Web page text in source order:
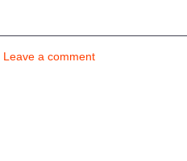
Leave a comment